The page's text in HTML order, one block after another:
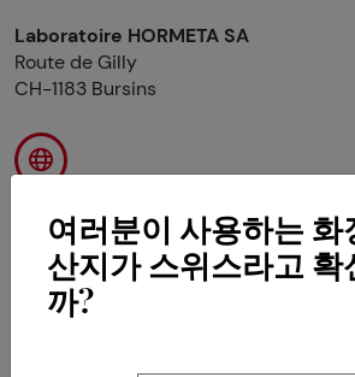
Laboratoire HORMETA SA
Route de Gilly
CH-1183 Bursins
RETOUR
여러분이 사용하는 화
산지가 스위스라고 확
까?